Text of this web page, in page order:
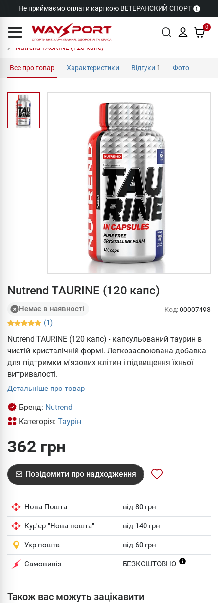
Не приймаємо оплати карткою ВЕТЕРАНСКИЙ СПОРТ
0
Nutrend TAURINE (120 капс)
Все про товар Характеристики Відгуки 1 Фото
Nutrend TAURINE (120 капс)
Немає в наявності
(1)
Код:00007498
Nutrend TAURINE (120 капс) - капсульований таурин в
чистій кристалічній формі. Легкозасвоювана добавка
для підтримки м'язових клітин і підвищення їхньої
витривалості.
Детальніше про товар
Бренд: Nutrend
Категорія: Таурін
362 грн
Повідомити про надходження
Нова Пошта від 80 грн
Кур'єр "Нова пошта" від 140 грн
Укр пошта від 60 грн
Самовивіз БЕЗКОШТОВНО
Також вас можуть зацікавити